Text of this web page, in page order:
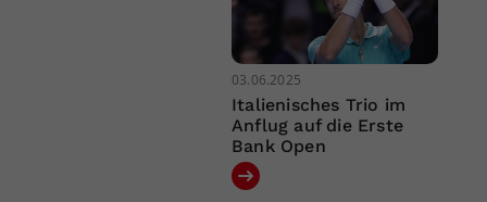
03.06.2025
Italienisches Trio im
Anflug auf die Erste
Bank Open